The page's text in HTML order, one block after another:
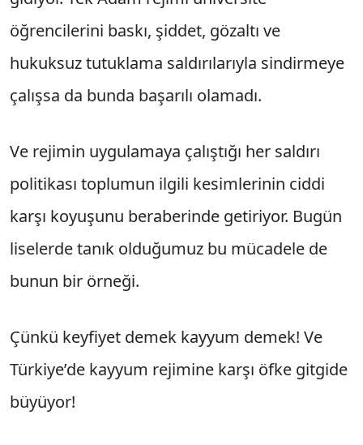
öğrencilerini baskı, şiddet, gözaltı ve
hukuksuz tutuklama saldırılarıyla sindirmeye
çalışsa da bunda başarılı olamadı.
Ve rejimin uygulamaya çalıştığı her saldırı
politikası toplumun ilgili kesimlerinin ciddi
karşı koyuşunu beraberinde getiriyor. Bugün
liselerde tanık olduğumuz bu mücadele de
bunun bir örneği.
Çünkü keyfiyet demek kayyum demek! Ve
Türkiye’de kayyum rejimine karşı öfke gitgide
büyüyor!